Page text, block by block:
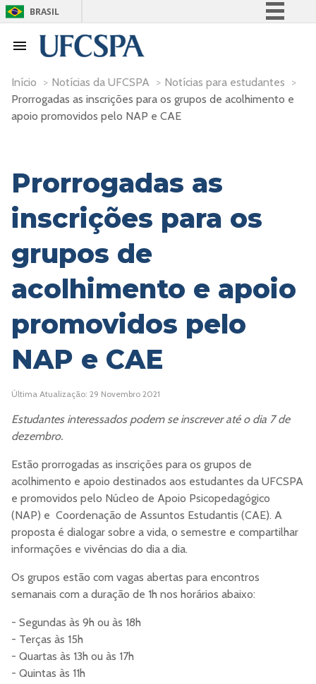
BRASIL
Participe
Acesso à informação
Início > Notícias da UFCSPA > Notícias para estudantes >
Prorrogadas as inscrições para os grupos de acolhimento e
apoio promovidos pelo NAP e CAE
Prorrogadas as
inscrições para os
grupos de
acolhimento e apoio
promovidos pelo
NAP e CAE
Última Atualização: 29 Novembro 2021
Estudantes interessados podem se inscrever até o dia 7 de
dezembro.
Estão prorrogadas as inscrições para os grupos de
acolhimento e apoio destinados aos estudantes da UFCSPA
e promovidos pelo Núcleo de Apoio Psicopedagógico
(NAP) e Coordenação de Assuntos Estudantis (CAE). A
proposta é dialogar sobre a vida, o semestre e compartilhar
informações e vivências do dia a dia.
Os grupos estão com vagas abertas para encontros
semanais com a duração de 1h nos horários abaixo:
- Segundas às 9h ou às 18h
- Terças às 15h
- Quartas às 13h ou às 17h
- Quintas às 11h